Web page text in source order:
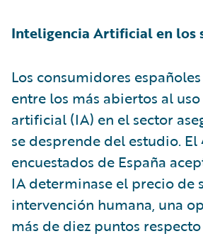
Inteligencia Artificial en los
Los consumidores
entre los más abiertos al
artificial (IA) en el sector
se desprende del estudio. El
encuestados de España
IA determinase el precio de
intervención humana, una
más de diez puntos